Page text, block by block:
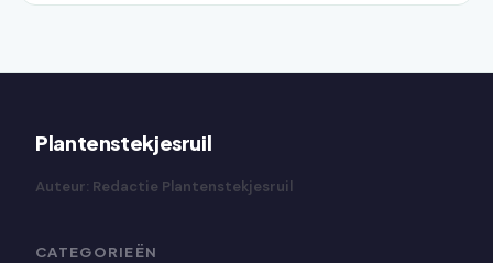
Plantenstekjesruil
Auteur: Redactie Plantenstekjesruil
CATEGORIEËN